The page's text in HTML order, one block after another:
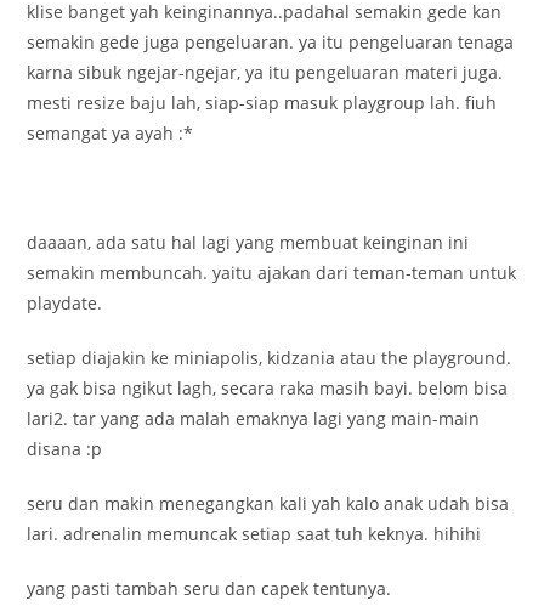
klise banget yah keinginannya..padahal semakin gede kan
semakin gede juga pengeluaran. ya itu pengeluaran tenaga
karna sibuk ngejar-ngejar, ya itu pengeluaran materi juga.
mesti resize baju lah, siap-siap masuk playgroup lah. fiuh
semangat ya ayah :*
daaaan, ada satu hal lagi yang membuat keinginan ini
semakin membuncah. yaitu ajakan dari teman-teman untuk
playdate.
setiap diajakin ke miniapolis, kidzania atau the playground.
ya gak bisa ngikut lagh, secara raka masih bayi. belom bisa
lari2. tar yang ada malah emaknya lagi yang main-main
disana :p
seru dan makin menegangkan kali yah kalo anak udah bisa
lari. adrenalin memuncak setiap saat tuh keknya. hihihi
yang pasti tambah seru dan capek tentunya.